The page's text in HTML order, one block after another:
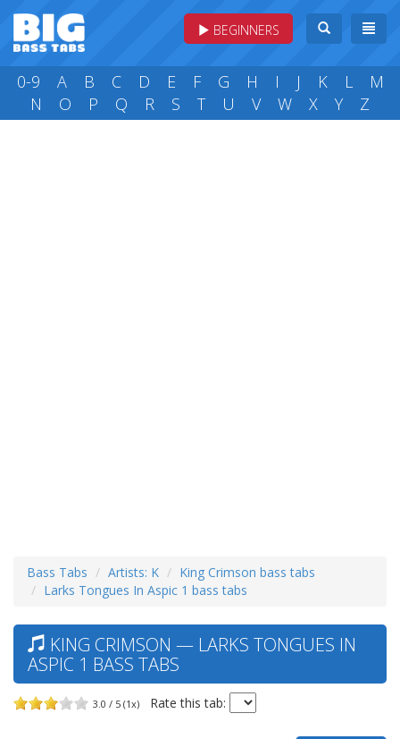
BEGINNERS
0-9 A B C D E F G H I J K L
M
N
O P Q R S T U V W X Y Z
Bass Tabs Artists: K
King Crimson bass tabs
Larks Tongues In Aspic 1 bass tabs
KING CRIMSON — LARKS TONGUES IN
ASPIC 1 BASS TABS
3.0 / 5 (1x) Rate this tab: